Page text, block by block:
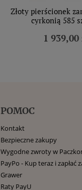
Złoty pierścionek
cyrkonią 585
1 939,00
POMOC
Kontakt
Bezpieczne zakupy
Wygodne zwroty w
PayPo - Kup teraz i zapłać
Grawer
Raty PayU